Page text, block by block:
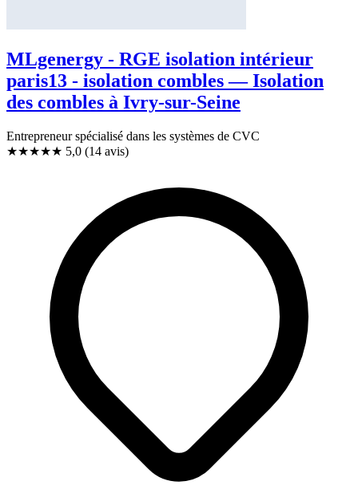
MLgenergy - RGE isolation intérieur
paris13 - isolation combles — Isolation
des combles à Ivry-sur-Seine
Entrepreneur spécialisé dans les systèmes de CVC
★★★★★ 5,0 (14 avis)